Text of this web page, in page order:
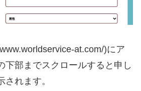
at.com/)にア
下部までスクロールすると申し
れます。